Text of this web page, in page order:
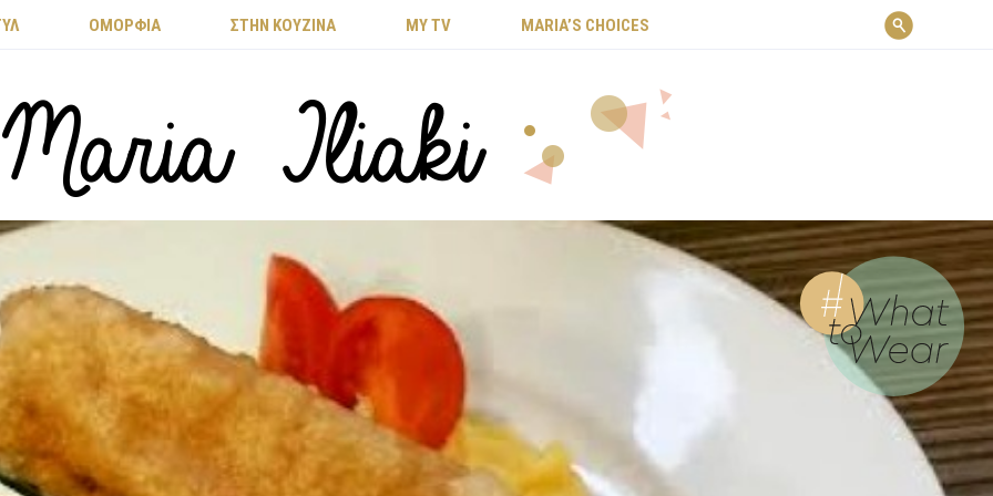
ΟΜΟΡΦΙΑ ΣΤΗΝ ΚΟΥΖΙΝΑ MY TV ΜARIA’S CHOICES